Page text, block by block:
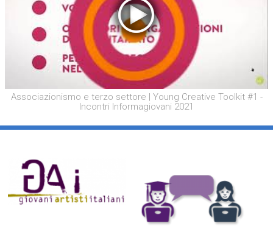
Associazionismo e terzo settore | Young Creative Toolkit #1 -
Incontri Informagiovani 2021